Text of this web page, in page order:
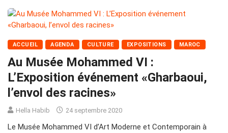
ACCUEIL AGENDA CULTURE EXPOSITIONS MAROC
Au Musée Mohammed VI :
L’Exposition événement «Gharbaoui,
l’envol des racines»
Hella Habib 24 septembre 2020
Le Musée Mohammed VI d’Art Moderne et Contemporain à